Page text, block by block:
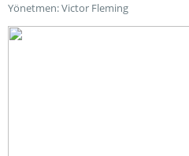
Yönetmen: Victor Fleming